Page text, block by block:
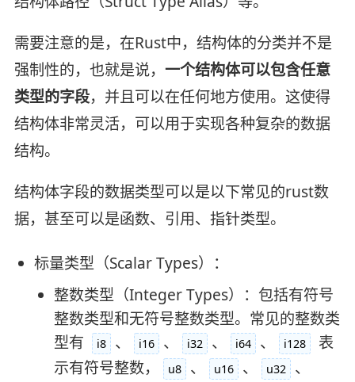
需要注意的是，在Rust中，结构体的分类并不是
强制性的，也就是说， 一个结构体可以包含任意
类型的字段，并且可以在任何地方使用。这使得
结构体非常灵活，可以用于实现各种复杂的数据
结构。
结构体字段的数据类型可以是以下常见的rust数
据，甚至可以是函数、引用、指针类型。
标量类型（Scalar Types）：
整数类型（Integer Types）：包括有符号
整数类型和无符号整数类型。常见的整数类
型有
i8 、 i16 、 i32 、 i64 、 i128
表
示有符号整数，
u8 、 u16 、 u32 、